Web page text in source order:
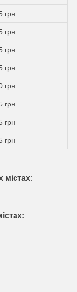
грн
грн
грн
грн
грн
грн
грн
грн
містах: